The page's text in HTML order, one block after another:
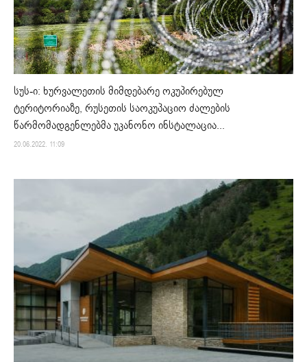
სუს-ი: ხურვალეთის მიმდებარე ოკუპირებულ
ტერიტორიაზე, რუსეთის საოკუპაციო ძალების
წარმომადგენლებმა უკანონო ინსტალაცია...
20.06.2022. 11:09